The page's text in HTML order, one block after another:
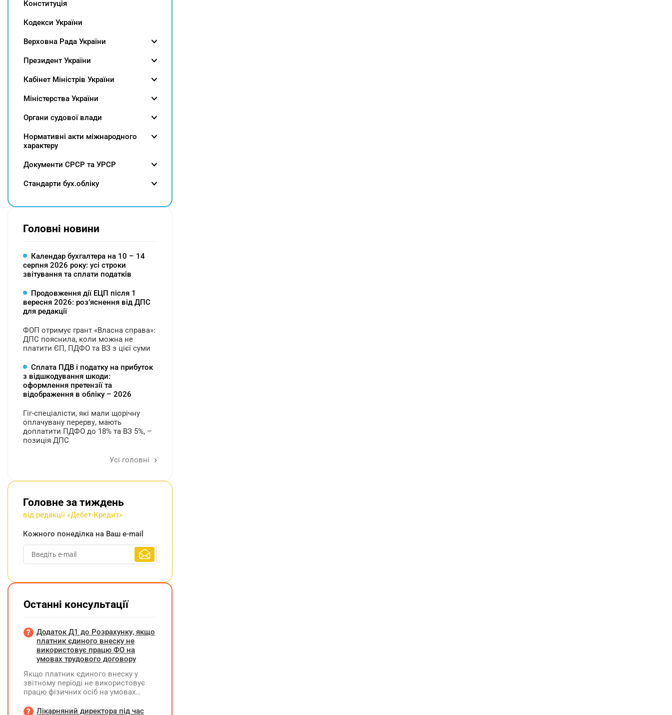
Конституція
Кодекси України
Верховна Рада України
Президент України
Кабінет Міністрів України
Міністерства України
Органи судової влади
Нормативні акти міжнародного
характеру
Документи СРСР та УРСР
Cтандарти бух.обліку
Головні новини
Календар бухгалтера на 10 – 14
серпня 2026 року: усі строки
звітування та сплати податків
Продовження дії ЕЦП після 1
вересня 2026: розʼяснення від ДПС
для редакції
ФОП отримує грант «Власна справа»:
ДПС пояснила, коли можна не
платити ЄП, ПДФО та ВЗ з цієї суми
Сплата ПДВ і податку на прибуток
з відшкодування шкоди:
оформлення претензії та
відображення в обліку – 2026
Гіг-спеціалісти, які мали щорічну
оплачувану перерву, мають
доплатити ПДФО до 18% та ВЗ 5%, –
позиція ДПС
Усі головні
Головне за тиждень
від редакції «Дебет-Кредит»
Кожного понеділка на Ваш e-mail
Останні консультації
Додаток Д1 до Розрахунку, якщо
платник єдиного внеску не
використовує працю ФО на
умовах трудового договору
Якщо платник єдиного внеску у
звітному періоді не використовує
працю фізичних осіб на умовах
на інших умовах, передбачених
Лікарняний директора під час